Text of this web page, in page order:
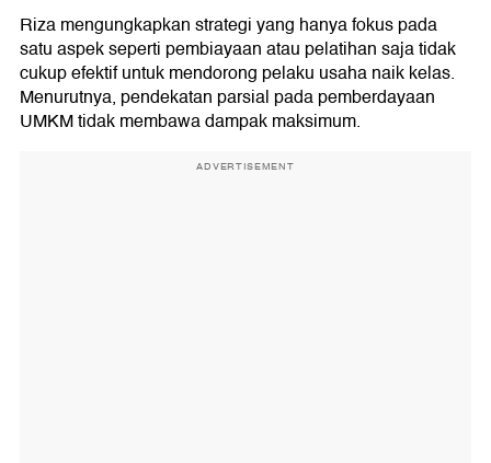
Riza mengungkapkan strategi yang hanya fokus pada
satu aspek seperti pembiayaan atau pelatihan saja tidak
cukup efektif untuk mendorong pelaku usaha naik kelas.
Menurutnya, pendekatan parsial pada pemberdayaan
UMKM tidak membawa dampak maksimum.
ADVERTISEMENT